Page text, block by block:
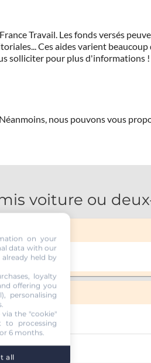
Travail. Les fonds versés
Ces aides varient
solliciter pour plus d'informations !
nous pouvons vous
voiture ou
on your
data with our
held by
loyalty
offering you
personalising
the "cookie"
to processing
6 months.
all